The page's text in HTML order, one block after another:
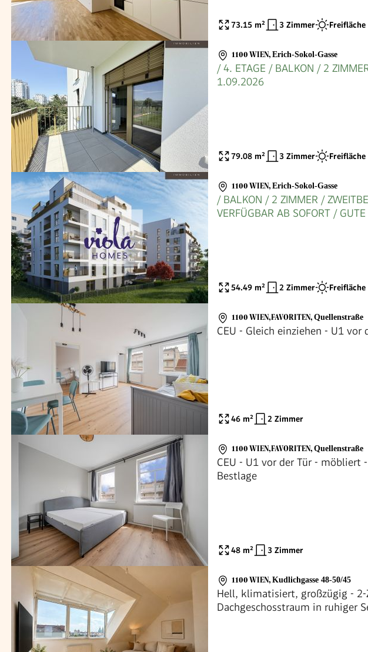
73.15 m² 3 Zimmer Freifläche
1100 WIEN, Erich-Sokol-Gasse
/ 4. ETAGE / BALKON / 2
1.09.2026
79.08 m² 3 Zimmer Freifläche
1100 WIEN, Erich-Sokol-Gasse
/ BALKON / 2 ZIMMER /
VERFÜGBAR AB SOFORT /
54.49 m² 2 Zimmer Freifläche
1100 WIEN,FAVORITEN, Quellenstraße
CEU - Gleich einziehen - U1 vor
46 m² 2 Zimmer
1100 WIEN,FAVORITEN, Quellenstraße
CEU - U1 vor der Tür - möbliert
Bestlage
48 m² 3 Zimmer
1100 WIEN, Kudlichgasse 48-50/45
Hell, klimatisiert, großzügig - 2-
Dachgeschosstraum in ruhiger